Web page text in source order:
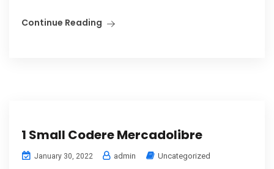
Continue Reading
1 Small Codere Mercadolibre
January 30, 2022 admin Uncategorized